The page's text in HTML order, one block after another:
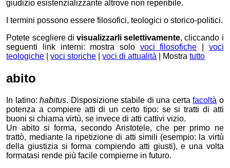
giudizio esistenzializzante altrove non reperibile.
I termini possono esserefilosofici,teologici ostorico-politici.
Potete scegliere di visualizzarli selettivamente, cliccando i
seguenti link interni: mostra solo voci filosofiche
voci
teologiche |voci storiche |voci di attualità | Mostratutto
abito
In latino:habitus. Disposizione stabile di una certafacoltà o
potenza a compiere atti di un certo tipo: se si tratti di atti
buoni si chiama virtù, se invece di atti cattivi vizio.
Un abito si forma, secondo Aristotele, che per primo ne
trattò, mediante la ripetizione di atti simili (esempio: la virtù
della giustizia si forma compiendo atti giusti), e una volta
formatasi rende più facile compierne in futuro.